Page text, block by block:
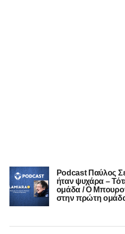
Podcast Παύλος
ήταν ψυχάρα –
ομάδα / Ο
στην πρώτη